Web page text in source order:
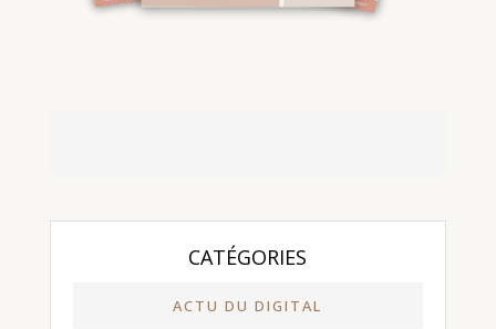
CATÉGORIES
ACTU DU DIGITAL